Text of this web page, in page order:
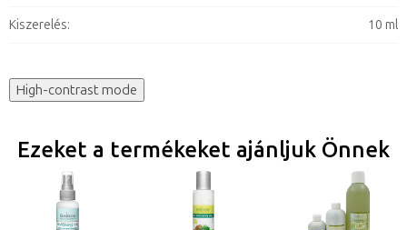
Kiszerelés: 10 ml
High-contrast mode
Ezeket a termékeket ajánljuk Önnek